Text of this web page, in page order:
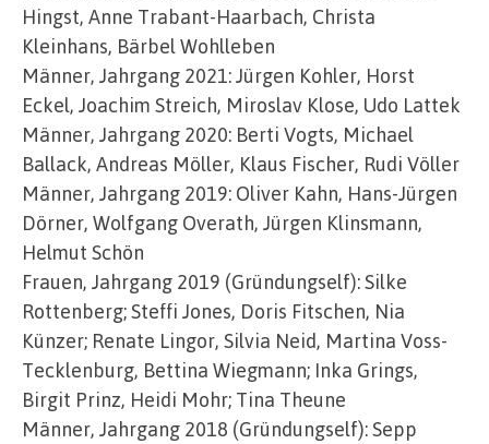
Hingst, Anne Trabant-Haarbach, Christa
Kleinhans, Bärbel Wohlleben
Männer, Jahrgang 2021: Jürgen Kohler, Horst
Eckel, Joachim Streich, Miroslav Klose, Udo Lattek
Männer, Jahrgang 2020: Berti Vogts, Michael
Ballack, Andreas Möller, Klaus Fischer, Rudi Völler
Männer, Jahrgang 2019: Oliver Kahn, Hans-Jürgen
Dörner, Wolfgang Overath, Jürgen Klinsmann,
Helmut Schön
Frauen, Jahrgang 2019 (Gründungself): Silke
Rottenberg; Steffi Jones, Doris Fitschen, Nia
Künzer; Renate Lingor, Silvia Neid, Martina Voss-
Tecklenburg, Bettina Wiegmann; Inka Grings,
Birgit Prinz, Heidi Mohr; Tina Theune
Männer, Jahrgang 2018 (Gründungself): Sepp